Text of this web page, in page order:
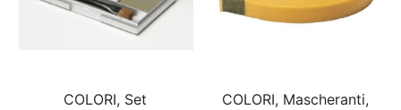
COLORI, Set
COLORI, Mascheranti,